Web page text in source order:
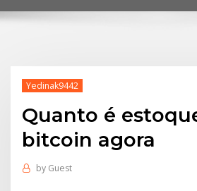
Yedinak9442
Quanto é
bitcoin agora
by Guest